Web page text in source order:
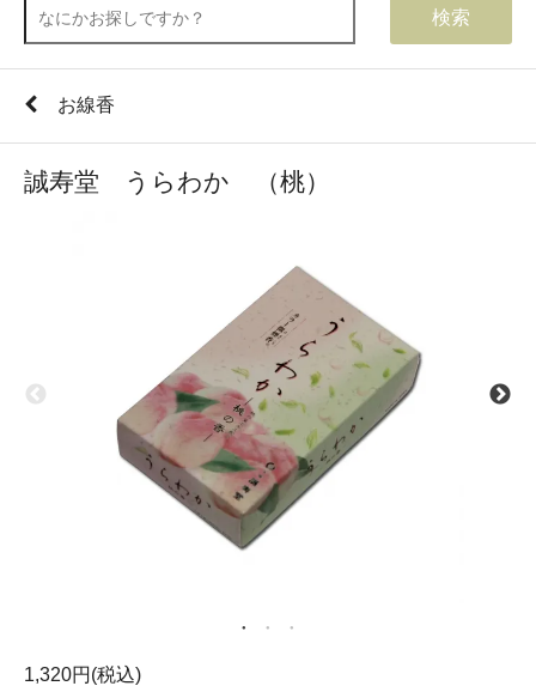
検索
お線香
誠寿堂 うらわか （桃）
1,320円(税込)